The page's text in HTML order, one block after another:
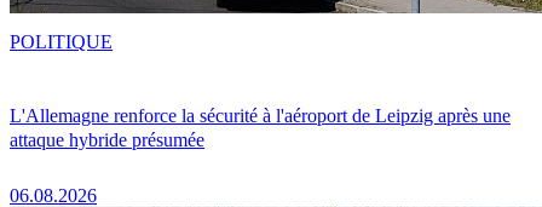
L'Allemagne renforce la sécurité à l'aéroport de Leipzig après une
attaque hybride présumée
06.08.2026
POLITIQUE